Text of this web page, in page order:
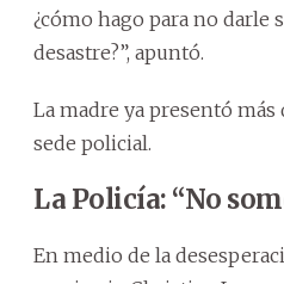
¿cómo hago para no darle
desastre?”, apuntó.
La madre ya presentó
sede policial.
La Policía: “No
En medio de la